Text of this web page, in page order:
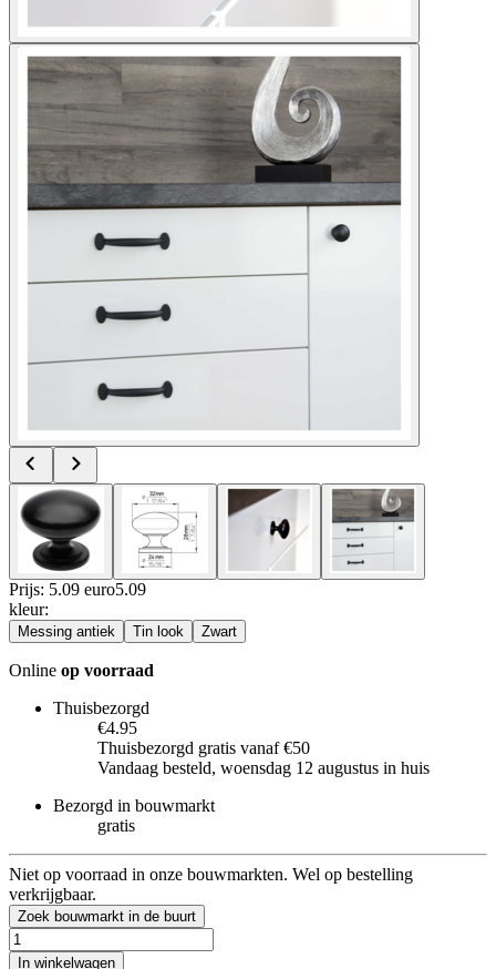
Prijs: 5.09 euro5.09
kleur:
Messing antiek Tin look Zwart
Online op voorraad
Thuisbezorgd
€4.95
Thuisbezorgd gratis vanaf €50
Vandaag besteld, woensdag 12 augustus in huis
Bezorgd in bouwmarkt
gratis
Niet op voorraad in onze bouwmarkten. Wel op bestelling
verkrijgbaar.
Zoek bouwmarkt in de buurt
In winkelwagen